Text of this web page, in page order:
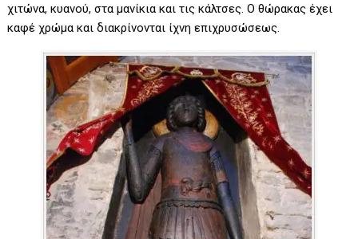
χιτώνα, κυανού, στα μανίκια και τις κάλτσες. Ο θώρακας έχει
καφέ χρώμα και διακρίνονται ίχνη επιχρυσώσεως.